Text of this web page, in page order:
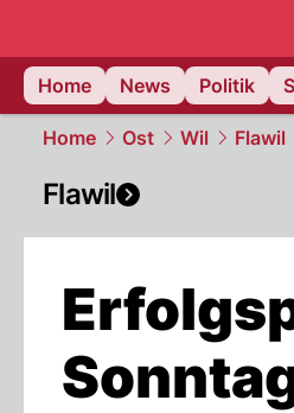
Home
News Politik
Home Ost Wil Flawil
Flawil